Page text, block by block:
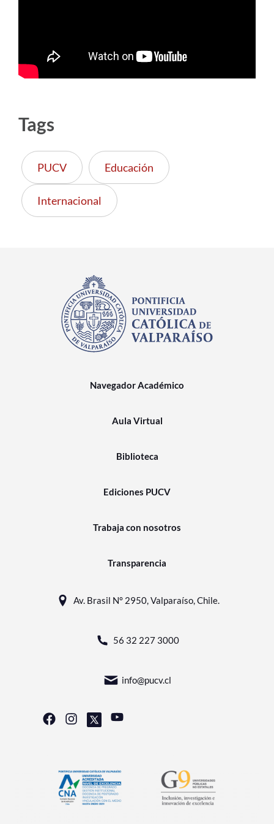
Académicos
Funcionarios
English
Tags
PUCV Educación
Internacional
Navegador Académico
Aula Virtual
Biblioteca
Ediciones PUCV
Trabaja con nosotros
Transparencia
Av. Brasil N° 2950, Valparaíso, Chile.
56 32 227 3000
info@pucv.cl